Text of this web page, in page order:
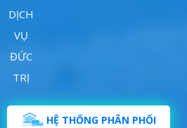
HỆ THỐNG PHÂN PHỐI